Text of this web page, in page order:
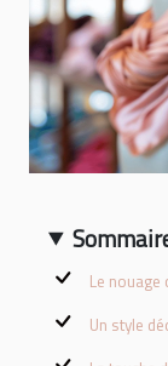
Le
Un style